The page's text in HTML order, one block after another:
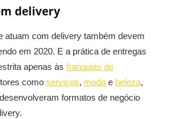
delivery
atuam com delivery também devem
em 2020. E a prática de entregas
apenas às franquias de
como serviços, moda e beleza,
formatos de negócio